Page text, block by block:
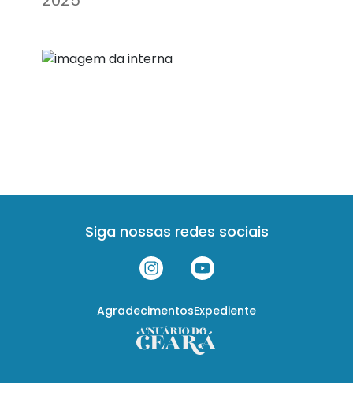
Siga nossas redes sociais
Expediente
Agradecimentos